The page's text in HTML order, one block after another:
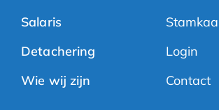
Salaris
Detachering
Wie wij zijn
Login
Contact